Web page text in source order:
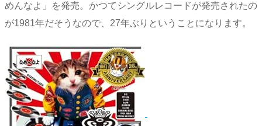
めんなよ」を発売。かつてシングルレコードが発売されたの
が1981年だそうなので、27年ぶりということになります。